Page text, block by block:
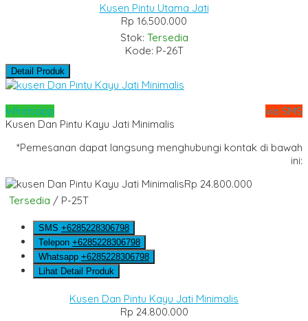
Kusen Pintu Utama Jati
Rp 16.500.000
Stok: Tersedia
Kode: P-26T
Detail Produk
Whatsapp
via SMS
Kusen Dan Pintu Kayu Jati Minimalis
*Pemesanan dapat langsung menghubungi kontak di bawah
ini:
Rp 24.800.000
Tersedia / P-25T
SMS +6285228306798
Telepon +6285228306798
Whatsapp +6285228306798
Lihat Detail Produk
Kusen Dan Pintu Kayu Jati Minimalis
Rp 24.800.000